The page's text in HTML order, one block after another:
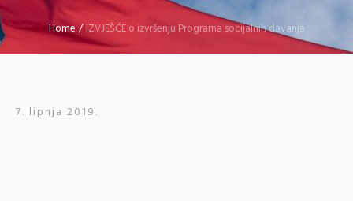
Home/IZVJEŠĆE o izvršenju Programa socijalnih davanja
7. lipnja 2019.